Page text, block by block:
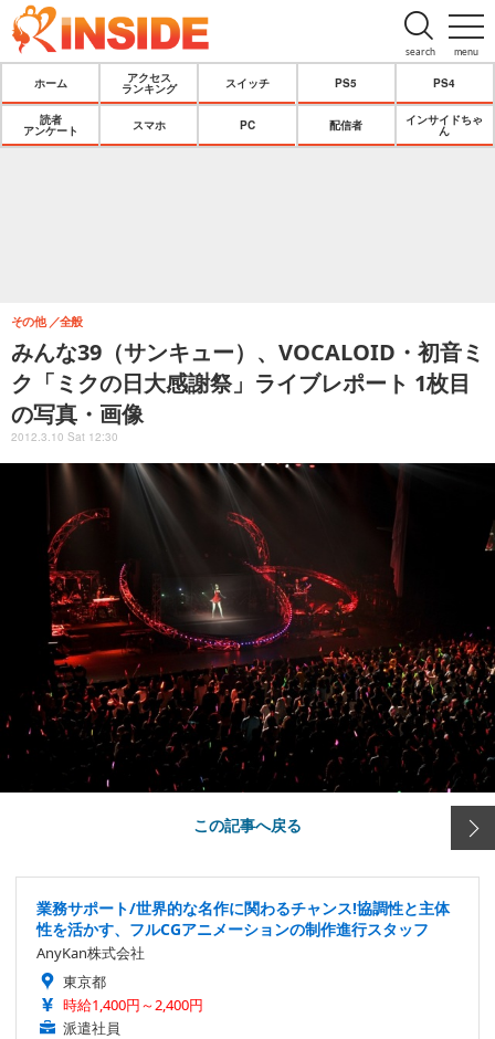
menu
search
ホーム
アクセス
ランキング
スイッチ PS5 PS4
読者
アンケート
スマホ PC 配信者
インサイドちゃ
ん
みんな39（サンキュー）、VOCALOID・初音ミ
ク「ミクの日大感謝祭」ライブレポート 1枚目
の写真・画像
その他 全般
2012.3.10 Sat 12:30
この記事へ戻る
業務サポート/世界的な名作に関わるチャンス!協調性と主体
性を活かす、フルCGアニメーションの制作進行スタッフ
AnyKan株式会社
東京都
時給1,400円～2,400円
派遣社員